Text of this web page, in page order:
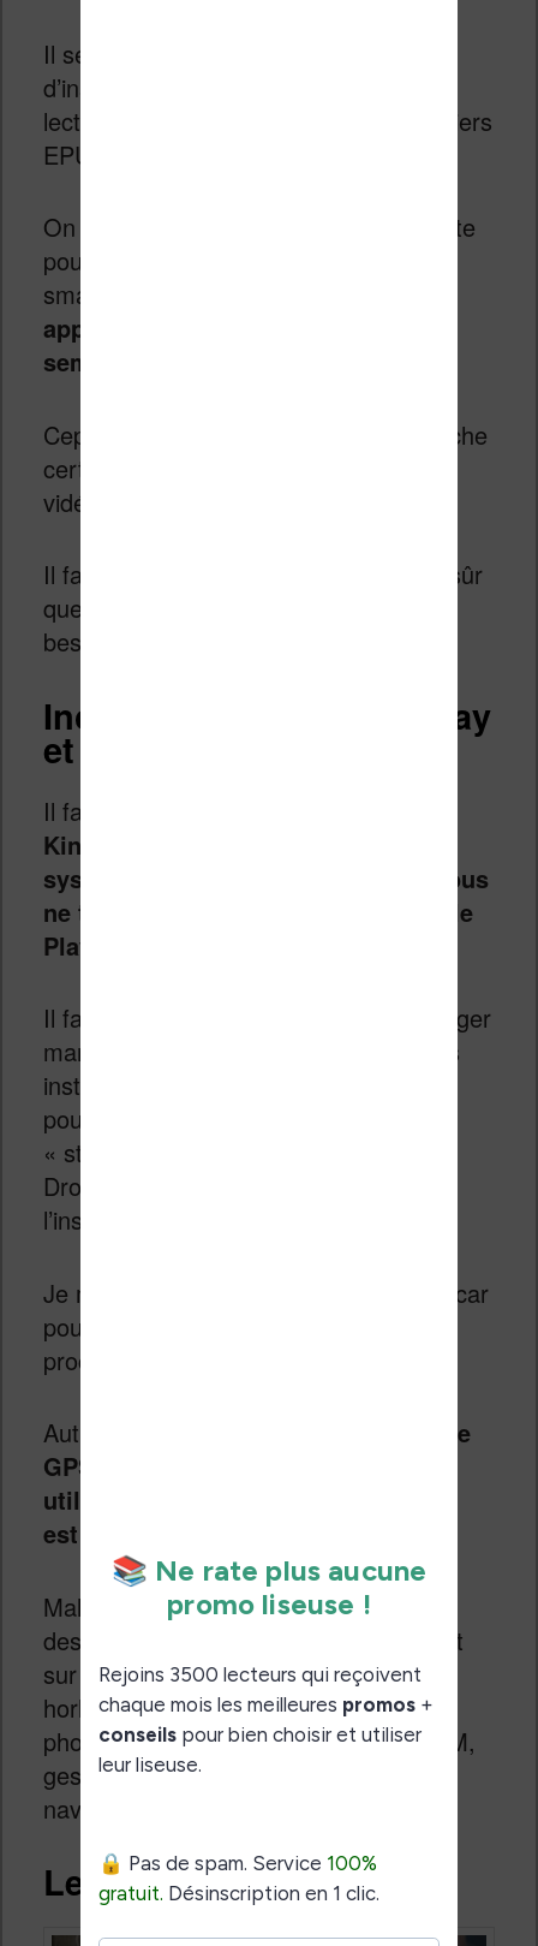
Il sera toujours possible par la suite
d’installer une nouvelle application de
lecture plus générique pour lire les fichiers
EPUB (voir plus loin dans l’article).
On l’a vu, l’autonomie semble décevante
pour une liseuse. Mais pour un
smartphone, avoir
appareil qu’une ou deux fois par
semaine est plutôt une libération
Cependant, l’écran noir et blanc empêche
certains usages : vidéo, photo, jeux
vidéos.
Il faut donc voir si vous êtes vraiment sûr
que ce smartphone saura combler vos
besoins…
Inconvénient : Google Play
et GPS
Il faut savoir que si
Kingrow K1 fonctionne avec un
système Android 8.1
vous
ne trouverez pas l’application Google
Play
Il faudra donc
télécharger
manuellement les fichiers APK pour les
installer sur votre smartphone. Vous
pouvez également choisir d’installer un
« store applicatif » alternatif comme F-
Droid ou celui d’Amazon pour faciliter
l’installation de nouvelles applications.
Je mentionne bien « théoriquement », car
pour le moment, je ne sais pas si cette
procédure fonctionne !
Autre problème potentiel :
l’absence de
GPS empêche ce smartphone d’être
utilisé efficacement pour tout ce qui
est navigation et cartographie
Malgré ces deux problèmes, il y a déjà
des
par défaut
sur le smartphone : caméra, Kindle,
horloge, calendrier, contact, galerie de
photo, enregistrement sonore, radio FM,
gestionnaire de fichier ou encore le
navigateur Internet Microsoft Edge.
Le prix : pas cher ?